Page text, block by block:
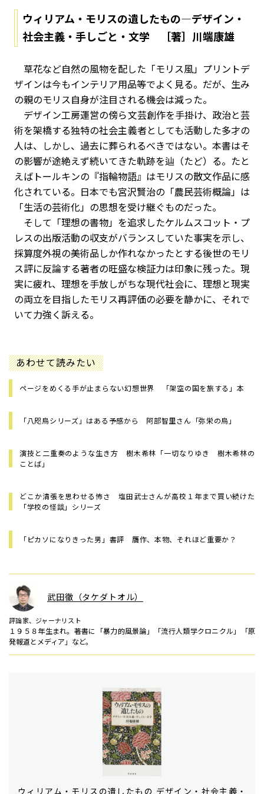
ウィリアム・モリスの遺したもの―デザイン・
社会主義・手しごと・文学 ［著］川端康雄
草花など自然の風物を配した「モリス風」プリントデ
ザインは今もインテリア用品等でよく見る。だが、生み
の親のモリス自身が注目される機会は減った。
デザイン工房運営の傍ら文芸創作を手掛け、政治と芸
術を架橋する独特の社会主義者としても活動した多才の
人は、しかし、過去に葬られるべきではない。本書はそ
の影響が途絶えず続いてきた軌跡を辿（たど）る。たと
えばトールキンの『指輪物語』はモリスの散文作品に感
化されている。日本でも宮沢賢治の「農民芸術概論」は
「生活の芸術化」の思想を受け継ぐものだった。
そして「理想の書物」を追求したケルムスコット・プ
レスの出版活動の収支がバランスしていた事実を示し、
採算度外視の美術品しか作れなかったとする後世のモリ
ス評に反論する著者の旺盛な検証力は印象に残った。現
実に疲れ、理想を手放しがちな現代社会に、理想と現実
の両立を目指したモリス再評価の必要を静かに、それで
いて力強く訴える。
あわせて読みたい
ページをめくる手が止まらない幻想世界 「架空の国を旅する」本
「八咫烏シリーズ」はある予感から 阿部智里さん「弥栄の烏」
演技と二重奏のような生き方 樹木希林「一切なりゆき 樹木希林の
ことば」
どこか清張を思わせる怖さ 塩田武士さんが高校１年まで買い続けた
「学校の怪談」シリーズ
「ピカソになりきった男」書評 贋作、本物、それほど重要か？
武田徹（タケダトオル）
評論家、ジャーナリスト
１９５８年生まれ。著書に「暴力的風景論」「流行人類学クロニクル」「原
発報道とメディア」など。
ウィリアム・モリスの遺したもの デザイン・社会主義・